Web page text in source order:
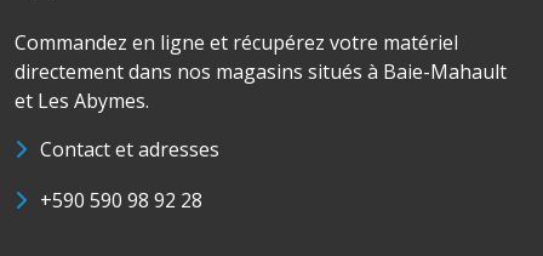
Commandez en ligne et récupérez votre matériel
directement dans nos magasins situés à Baie-Mahault
et Les Abymes.
Contact et adresses
+590 590 98 92 28